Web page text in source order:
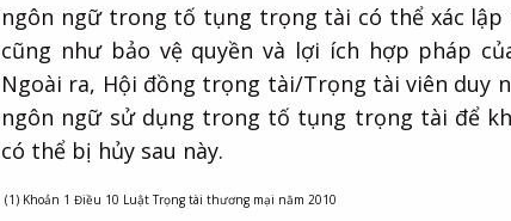
ngôn ngữ trong tố tụng trọng tài có thể xác
cũng như bảo vệ quyền và lợi ích hợp pháp
Ngoài ra, Hội đồng trọng tài/Trọng tài viên duy
ngôn ngữ sử dụng trong tố tụng trọng tài để
có thể bị hủy sau này.
(1) Khoản 1 Điều 10 Luật Trọng tài thương mại năm 2010